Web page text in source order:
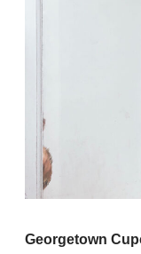
Georgetown